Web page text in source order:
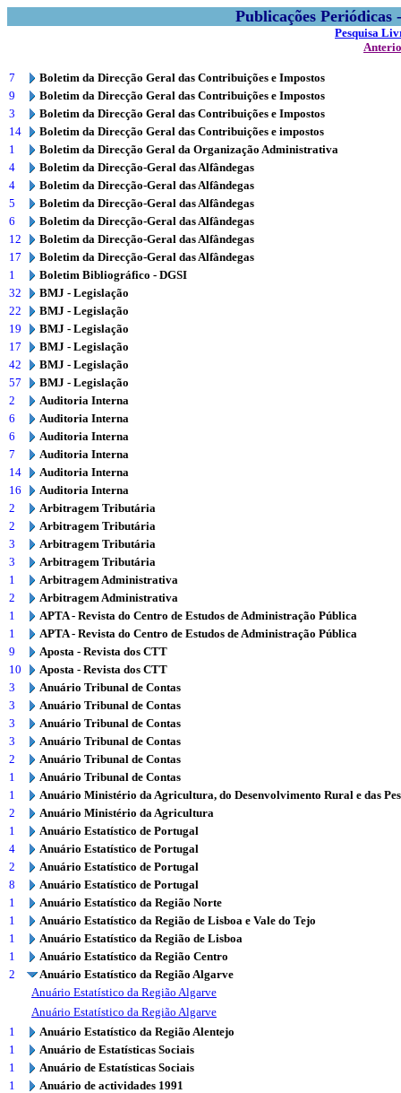
Publicações
Pesquisa
7
Boletim da Direcção Geral das Contribuições e Impostos
9
Boletim da Direcção Geral das Contribuições e Impostos
3
Boletim da Direcção Geral das Contribuições e Impostos
14
Boletim da Direcção Geral das Contribuições e impostos
1
Boletim da Direcção Geral da Organização Administrativa
4
Boletim da Direcção-Geral das Alfândegas
4
Boletim da Direcção-Geral das Alfândegas
5
Boletim da Direcção-Geral das Alfândegas
6
Boletim da Direcção-Geral das Alfândegas
12
Boletim da Direcção-Geral das Alfândegas
17
Boletim da Direcção-Geral das Alfândegas
1
Boletim Bibliográfico - DGSI
32
BMJ - Legislação
22
BMJ - Legislação
19
BMJ - Legislação
17
BMJ - Legislação
42
BMJ - Legislação
57
BMJ - Legislação
2
Auditoria Interna
6
Auditoria Interna
6
Auditoria Interna
7
Auditoria Interna
14
Auditoria Interna
16
Auditoria Interna
2
Arbitragem Tributária
2
Arbitragem Tributária
3
Arbitragem Tributária
3
Arbitragem Tributária
1
Arbitragem Administrativa
2
Arbitragem Administrativa
1
APTA - Revista do Centro de Estudos de Administração Pública
1
APTA - Revista do Centro de Estudos de Administração Pública
9
Aposta - Revista dos CTT
10
Aposta - Revista dos CTT
3
Anuário Tribunal de Contas
3
Anuário Tribunal de Contas
3
Anuário Tribunal de Contas
3
Anuário Tribunal de Contas
2
Anuário Tribunal de Contas
1
Anuário Tribunal de Contas
1
Anuário Ministério da Agricultura, do Desenvolvimento Rural e das
2
Anuário Ministério da Agricultura
1
Anuário Estatístico de Portugal
4
Anuário Estatístico de Portugal
2
Anuário Estatístico de Portugal
8
Anuário Estatístico de Portugal
1
Anuário Estatístico da Região Norte
1
Anuário Estatístico da Região de Lisboa e Vale do Tejo
1
Anuário Estatístico da Região de Lisboa
1
Anuário Estatístico da Região Centro
2
Anuário Estatístico da Região Algarve
Anuário Estatístico da Região Algarve
Anuário Estatístico da Região Algarve
1
Anuário Estatístico da Região Alentejo
1
Anuário de Estatísticas Sociais
1
Anuário de Estatísticas Sociais
1
Anuário de actividades 1991